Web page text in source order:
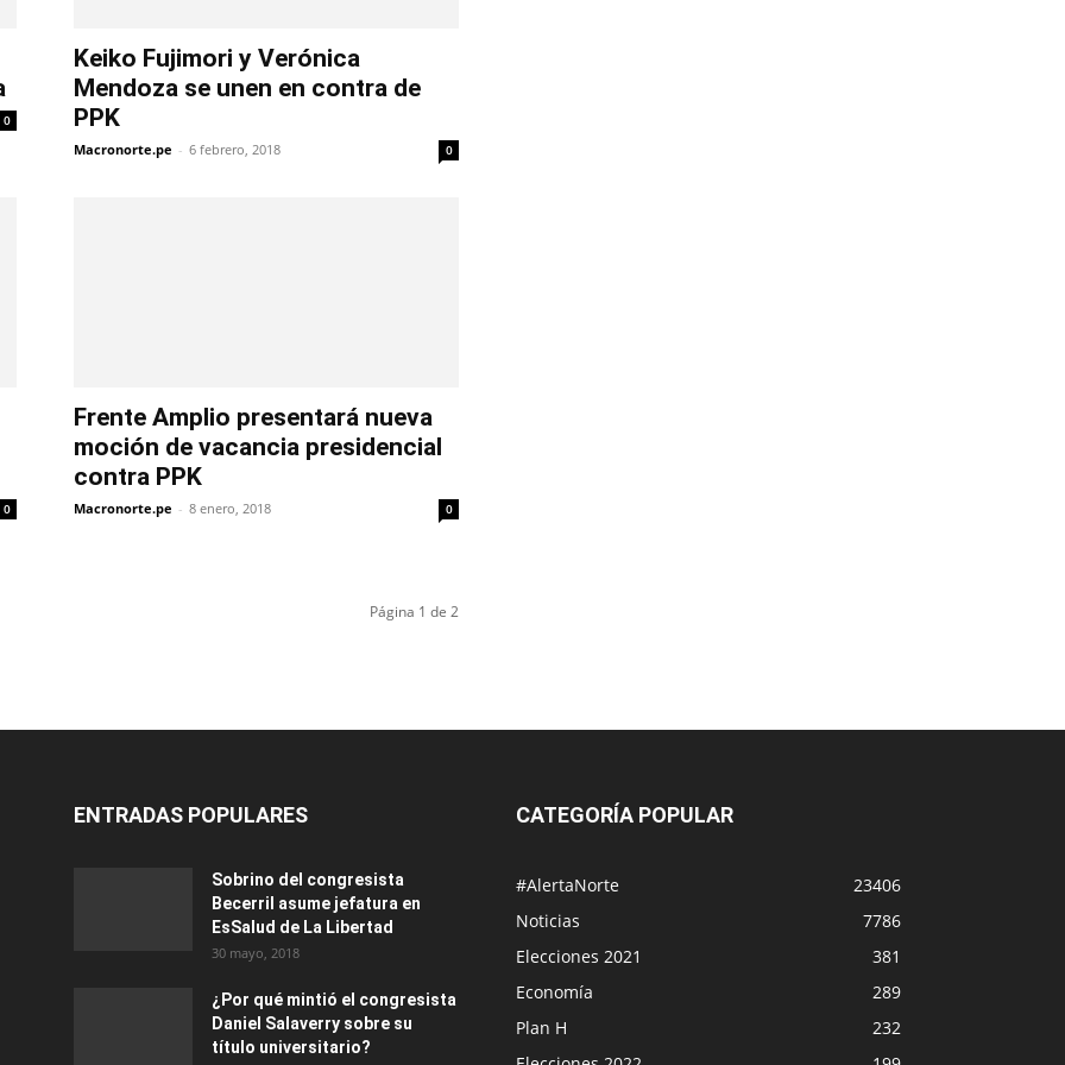
0
Keiko Fujimori y Verónica
Mendoza se unen en contra de
PPK
Macronorte.pe - 6 febrero, 2018 0
0
Frente Amplio presentará nueva
moción de vacancia presidencial
contra PPK
Macronorte.pe - 8 enero, 2018 0
Página 1 de 2
ENTRADAS POPULARES
Sobrino del congresista
Becerril asume jefatura en
EsSalud de La Libertad
30 mayo, 2018
¿Por qué mintió el congresista
Daniel Salaverry sobre su
título universitario?
CATEGORÍA POPULAR
#AlertaNorte
23406
Noticias
7786
Elecciones 2021
381
Economía
289
Plan H
232